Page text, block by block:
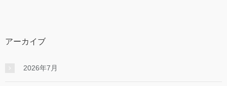
アーカイブ
2026年7月